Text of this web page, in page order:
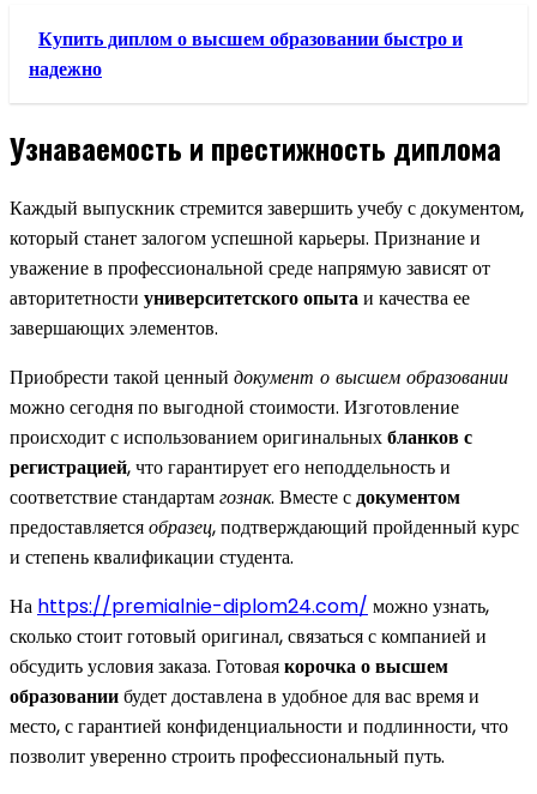
Купить диплом о высшем образовании быстро и
надежно
Узнаваемость и престижность диплома
Каждый выпускник стремится завершить учебу с документом,
который станет залогом успешной карьеры. Признание и
уважение в профессиональной среде напрямую зависят от
авторитетности университетского опытаи качества ее
завершающих элементов.
Приобрести такой ценный документ о высшем образовании
можно сегодня по выгодной стоимости. Изготовление
происходит с использованием оригинальныхбланков с
регистрацией, что гарантирует его неподдельность и
соответствие стандартамгознак. Вместе сдокументом
предоставляетсяобразец, подтверждающий пройденный курс
и степень квалификации студента.
На https://premialnie-diplom24.com/ можно узнать,
сколько стоит готовый оригинал, связаться с компанией и
обсудить условия заказа. Готоваякорочка о высшем
образованиибудет доставлена в удобное для вас время и
место, с гарантией конфиденциальности и подлинности, что
позволит уверенно строить профессиональный путь.